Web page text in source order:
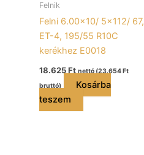
Felnik
Felni 6.00×10/ 5×112/ 67,
ET-4, 195/55 R10C
kerékhez E0018
18.625Ft nettó (23.654Ft
bruttó)
Kosárba
teszem